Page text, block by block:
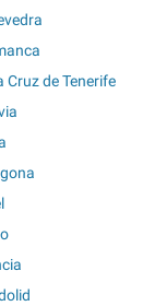
de Tenerife